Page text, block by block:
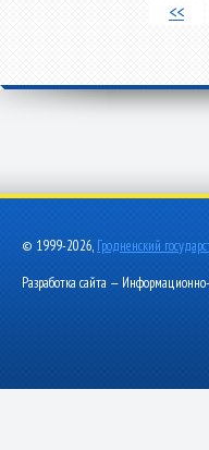
<<
© 1999-2026, Гродненский
Разработка сайта —